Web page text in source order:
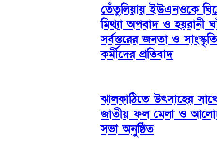
তেঁতুলিয়ায় ইউএনওকে
মিথ্যা অপবাদ ও হয়রানী
সর্বস্তরের জনতা ও
কর্মীদের প্রতিবাদ
ঝালকাঠিতে উৎসাহের
জাতীয় ফল মেলা ও
সভা অনুষ্ঠিত